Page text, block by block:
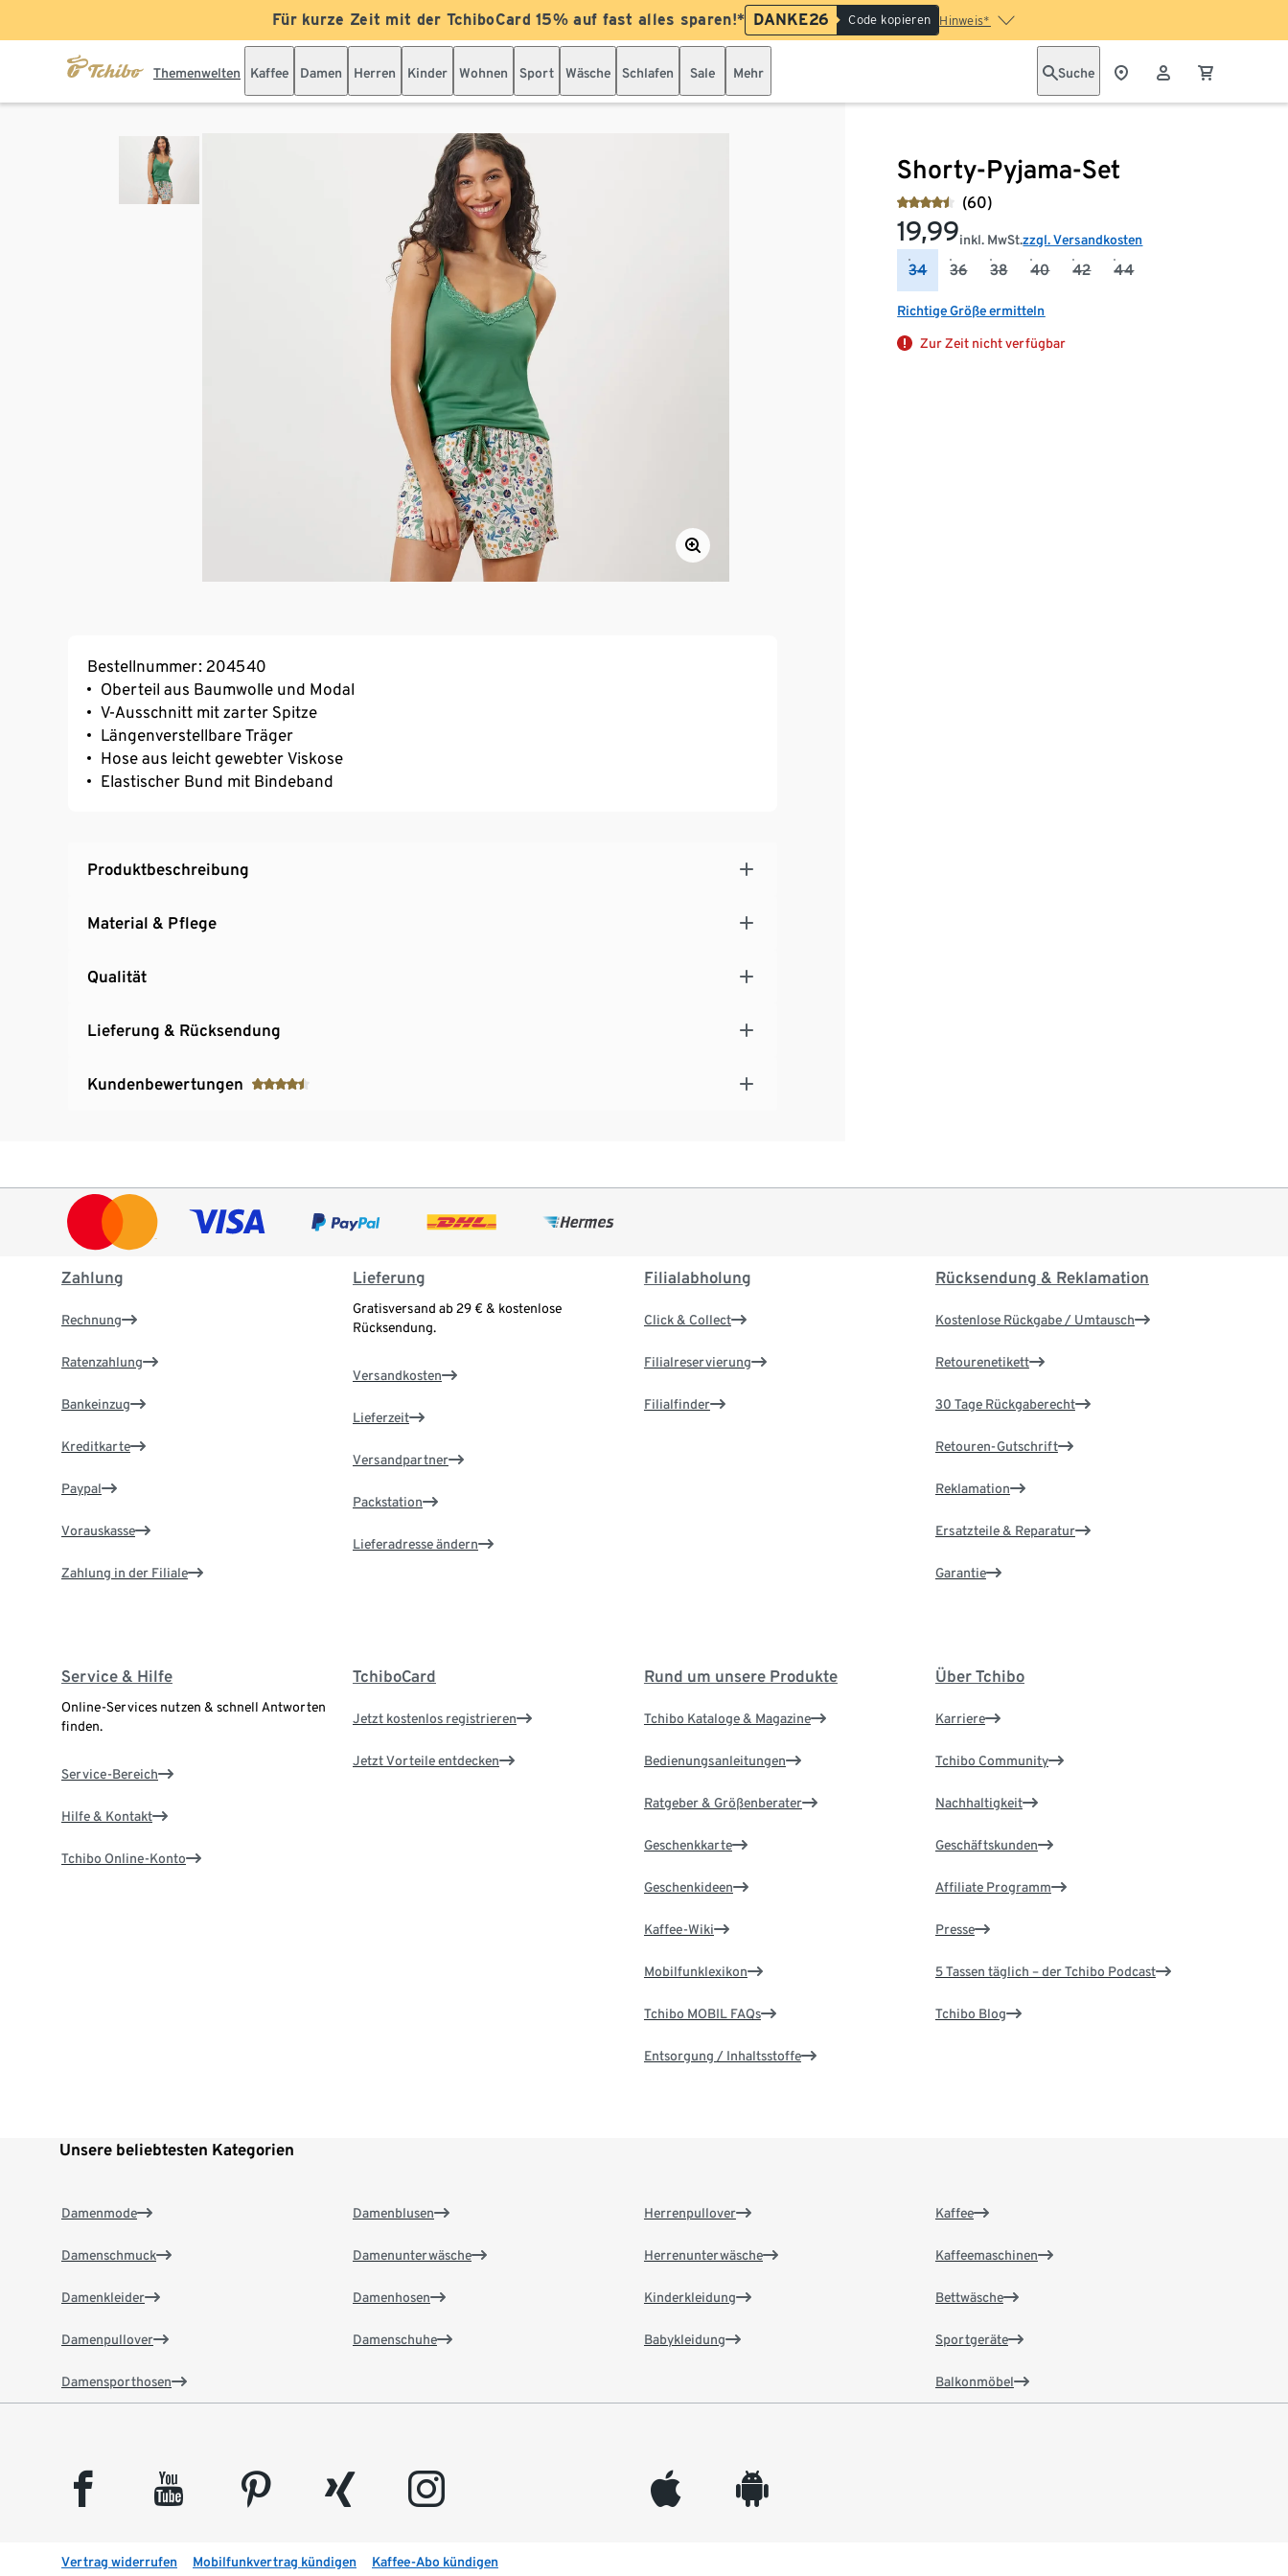
Für kurze Zeit mit der TchiboCard 15% auf fast alles sparen!* DANKE26 Code kopieren Hinweis*
Themenwelten Kaffee Damen Herren Kinder Wohnen Sport Wäsche Schlafen Sale Mehr Suche
Shorty-Pyjama-Set
(60)
19,99inkl. MwSt.zzgl. Versandkosten
34 36 38 40 42 44
Richtige Größe ermitteln
Zur Zeit nicht verfügbar
Bestellnummer: 204540
Oberteil aus Baumwolle und Modal
V-Ausschnitt mit zarter Spitze
Längenverstellbare Träger
Hose aus leicht gewebter Viskose
Elastischer Bund mit Bindeband
Produktbeschreibung
Material & Pflege
Qualität
Lieferung & Rücksendung
Kundenbewertungen
Zahlung
Rechnung
Ratenzahlung
Bankeinzug
Kreditkarte
Paypal
Vorauskasse
Zahlung in der Filiale
Lieferung
Gratisversand ab 29 € & kostenlose
Rücksendung.
Versandkosten
Lieferzeit
Versandpartner
Packstation
Lieferadresse ändern
Filialabholung
Click & Collect
Filialreservierung
Filialfinder
Rücksendung & Reklamation
Kostenlose Rückgabe / Umtausch
Retourenetikett
30 Tage Rückgaberecht
Retouren-Gutschrift
Reklamation
Ersatzteile & Reparatur
Garantie
Service & Hilfe
Online-Services nutzen & schnell Antworten
finden.
Service-Bereich
Hilfe & Kontakt
Tchibo Online-Konto
TchiboCard
Jetzt kostenlos registrieren
Jetzt Vorteile entdecken
Rund um unsere Produkte
Tchibo Kataloge & Magazine
Bedienungsanleitungen
Ratgeber & Größenberater
Geschenkkarte
Geschenkideen
Kaffee-Wiki
Mobilfunklexikon
Tchibo MOBIL FAQs
Entsorgung / Inhaltsstoffe
Über Tchibo
Karriere
Tchibo Community
Nachhaltigkeit
Geschäftskunden
Affiliate Programm
Presse
5 Tassen täglich – der Tchibo Podcast
Tchibo Blog
Unsere beliebtesten Kategorien
Damenmode
Damenschmuck
Damenkleider
Damenpullover
Damensporthosen
Damenblusen
Damenunterwäsche
Damenhosen
Damenschuhe
Herrenpullover
Herrenunterwäsche
Kinderkleidung
Babykleidung
Kaffee
Kaffeemaschinen
Bettwäsche
Sportgeräte
Balkonmöbel
facebook youtube pinterest xing instagram appleinc android
Vertrag widerrufen Mobilfunkvertrag kündigen Kaffee-Abo kündigen